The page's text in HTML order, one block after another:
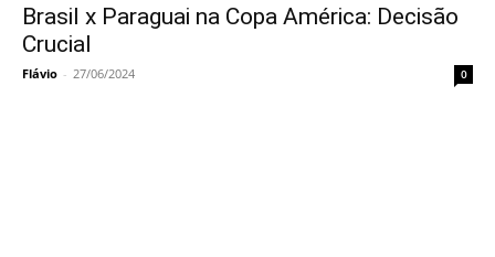
Brasil x Paraguai na Copa América: Decisão
Crucial
Flávio - 27/06/2024 0